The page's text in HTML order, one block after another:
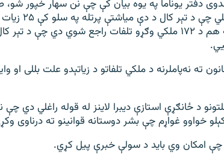
دفتر یوناما په یوه بیان کې چې نن سهار خپور شو،
میاشت کې د ۲۰۸ ملکي
په همدې میاشت کې افغان حکومت ته هم د ۱۷۲ ملکي وګړو تلفات راجع شوي دي
ته نه‌پاملرنه د ملکي تلفاتو د زیاتېدو علت بللی او
د ځانګړې استازې دیبرا لاینز له قوله راغلي دي چې
خواوو غواړم چې بشر دوستانه قوانینو ته درناوی
چې امکان وي باید د سولې خبرې پیل کړي.